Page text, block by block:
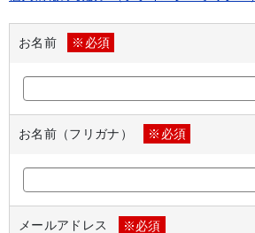
お名前 ※必須
お名前（フリガナ） ※必須
メールアドレス ※必須